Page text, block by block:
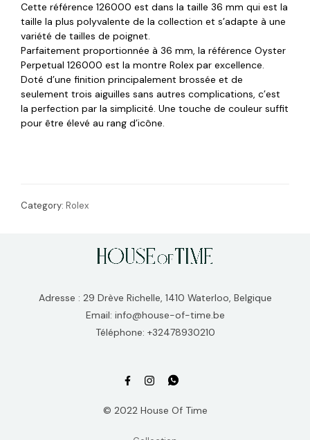
Cette référence 126000 est dans la taille 36 mm qui est la
taille la plus polyvalente de la collection et s’adapte à une
variété de tailles de poignet.
Parfaitement proportionnée à 36 mm, la référence Oyster
Perpetual 126000 est la montre Rolex par excellence.
Doté d’une finition principalement brossée et de
seulement trois aiguilles sans autres complications, c’est
la perfection par la simplicité. Une touche de couleur suffit
pour être élevé au rang d’icône.
Category: Rolex
Adresse : 29 Drève Richelle, 1410 Waterloo, Belgique
Email: info@house-of-time.be
Téléphone: +32478930210
© 2022 House Of Time